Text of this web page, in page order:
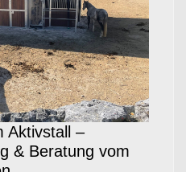
Aktivstall –
& Beratung vom